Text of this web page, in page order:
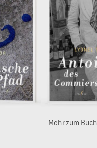
Mehr zum Buch